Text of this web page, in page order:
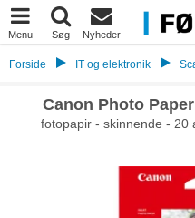
Menu Søg Nyheder
Forside IT og elektronik
Canon Photo
fotopapir - skinnende - 20